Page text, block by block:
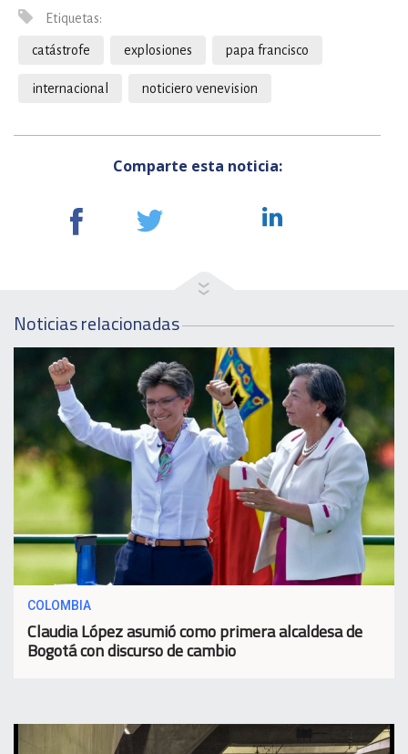
Etiquetas:
catástrofe explosiones papa francisco
internacional noticiero venevision
Comparte esta noticia:
Noticias relacionadas
COLOMBIA
Claudia López asumió como primera alcaldesa de
Bogotá con discurso de cambio